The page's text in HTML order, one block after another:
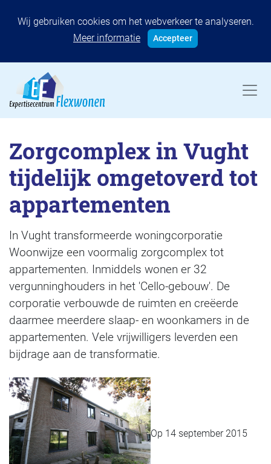
Wij gebruiken cookies om het webverkeer te analyseren.
Meer informatie
Accepteer
Zorgcomplex in Vught
tijdelijk omgetoverd tot
appartementen
In Vught transformeerde woningcorporatie
Woonwijze een voormalig zorgcomplex tot
appartementen. Inmiddels wonen er 32
vergunninghouders in het 'Cello-gebouw'. De
corporatie verbouwde de ruimten en creëerde
daarmee meerdere slaap- en woonkamers in de
appartementen. Vele vrijwilligers leverden een
bijdrage aan de transformatie.
Op 14 september 2015